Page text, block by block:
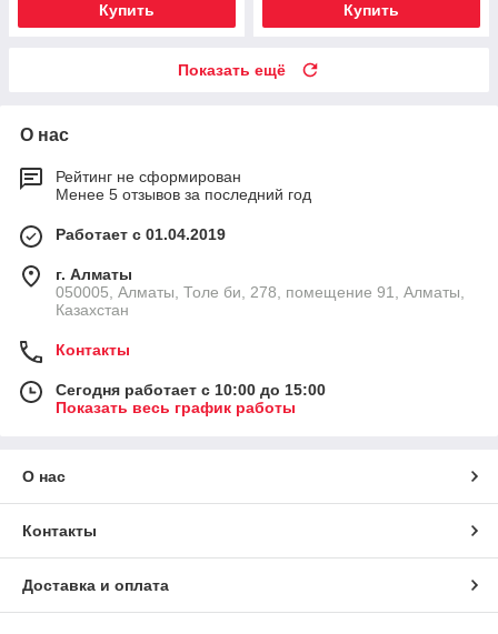
Купить Купить
Показать ещё
О нас
Рейтинг не сформирован
Менее 5 отзывов за последний год
Работает с 01.04.2019
г. Алматы
050005, Алматы, Толе би, 278, помещение 91, Алматы,
Казахстан
Контакты
Сегодня работает с 10:00 до 15:00
Показать весь график работы
О нас
Контакты
Доставка и оплата